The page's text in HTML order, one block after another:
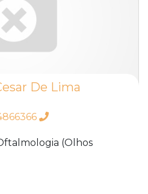
De Lima
(Olhos